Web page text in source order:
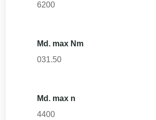
6200
Md. max Nm
031.50
Md. max n
4400